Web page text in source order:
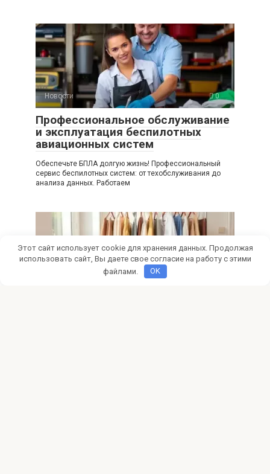
Новости 0
Профессиональное обслуживание
и эксплуатация беспилотных
авиационных систем
Обеспечьте БПЛА долгую жизнь! Профессиональный
сервис беспилотных систем: от техобслуживания до
анализа данных. Работаем
Этот сайт использует cookie для хранения данных. Продолжая
использовать сайт, Вы даете свое согласие на работу с этими
файлами.
OK